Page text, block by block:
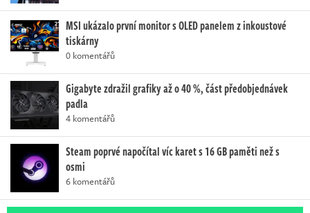
MSI ukázalo první monitor s OLED panelem z inkoustové
tiskárny
0 komentářů
Gigabyte zdražil grafiky až o 40 %, část předobjednávek
padla
4 komentářů
Steam poprvé napočítal víc karet s 16 GB paměti než s
osmi
6 komentářů